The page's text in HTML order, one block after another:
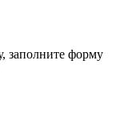
заполните форму